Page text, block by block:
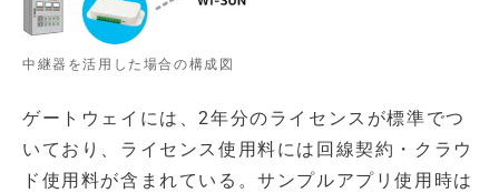
中継器を活用した場合の構成図
ゲートウェイには、2年分のライセンスが標準でつ
いており、ライセンス使用料には回線契約・クラウ
ド使用料が含まれている。サンプルアプリ使用時は